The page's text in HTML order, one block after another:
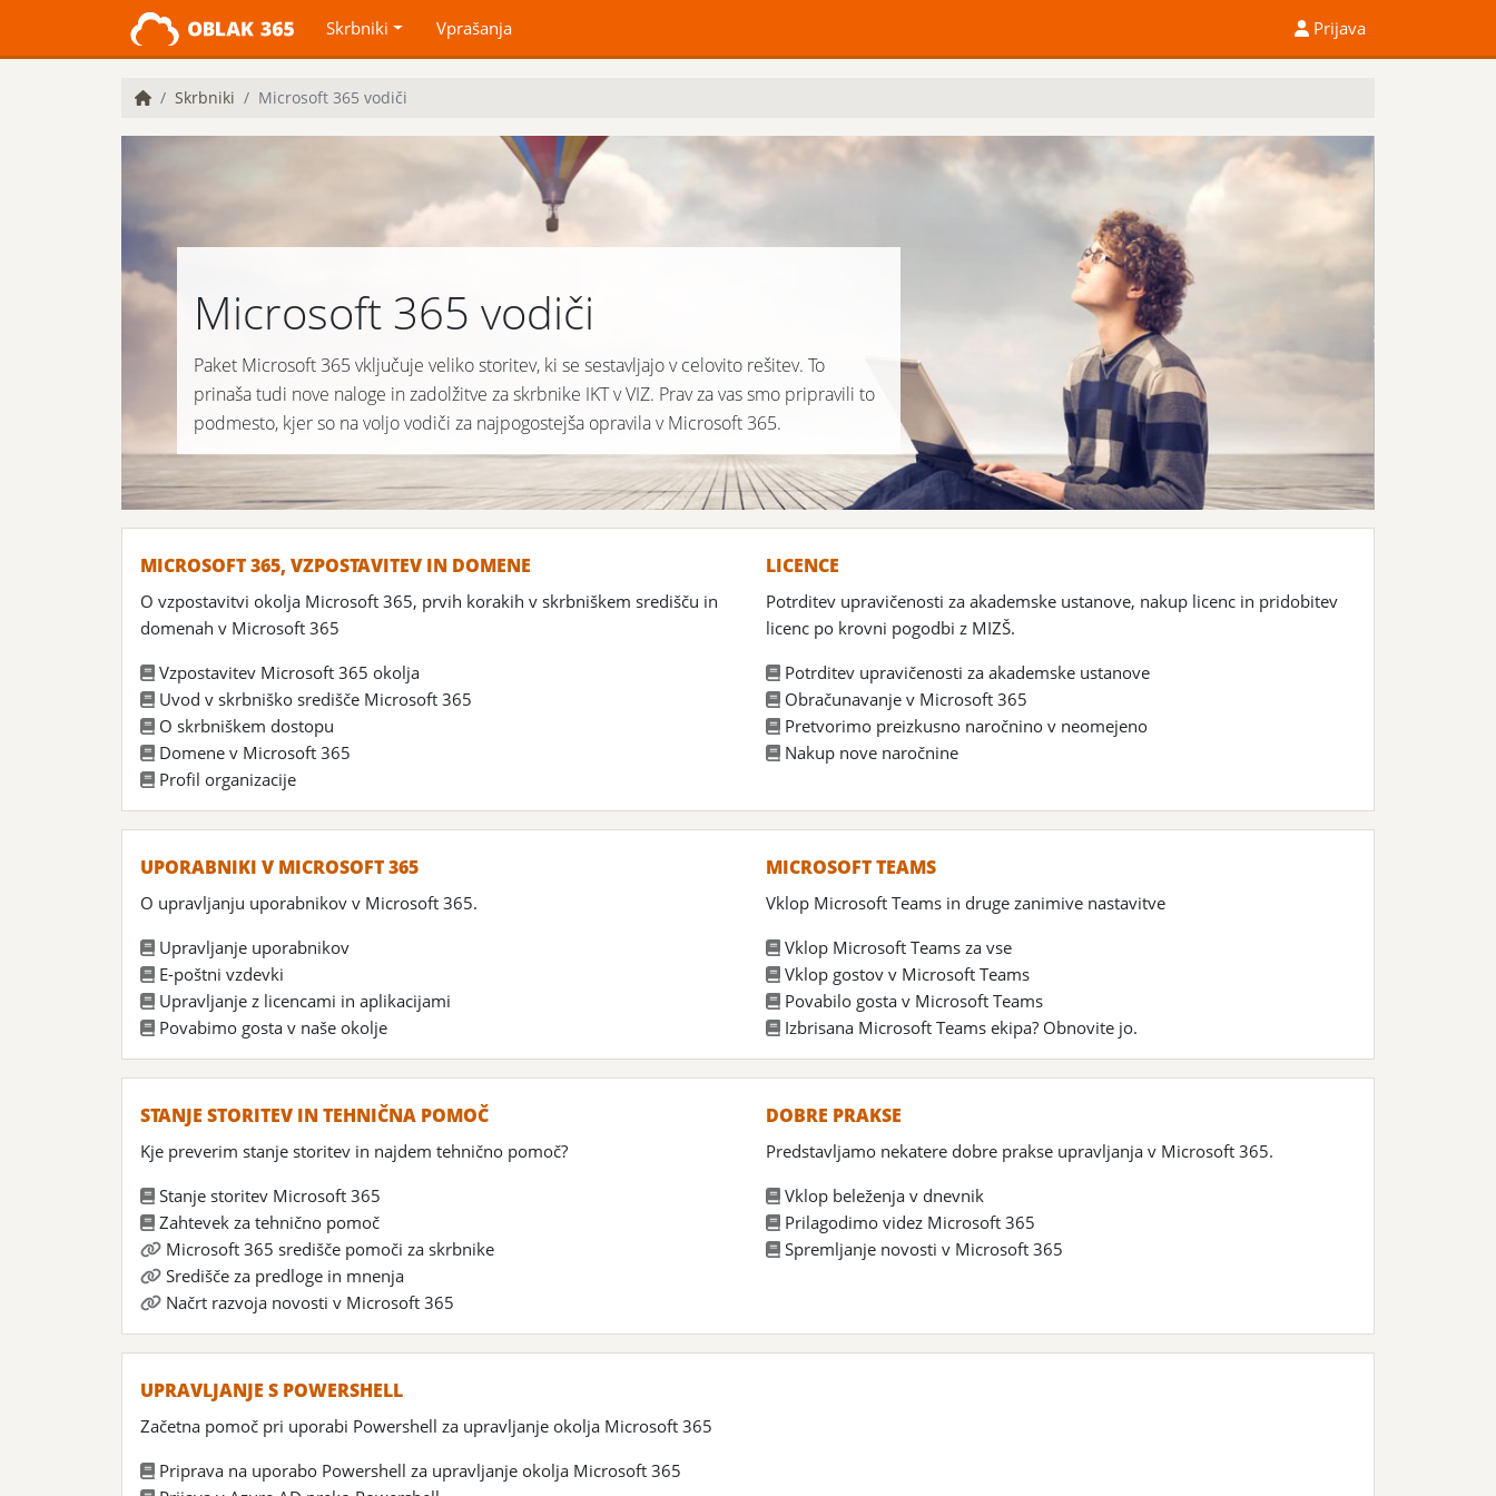
Skrbniki Vprašanja Prijava
Skrbniki Microsoft 365 vodiči
Microsoft 365 vodiči
Paket Microsoft 365 vključuje veliko storitev, ki se sestavljajo v celovito rešitev. To
prinaša tudi nove naloge in zadolžitve za skrbnike IKT v VIZ. Prav za vas smo pripravili to
podmesto, kjer so na voljo vodiči za najpogostejša opravila v Microsoft 365.
MICROSOFT 365, VZPOSTAVITEV IN DOMENE
O vzpostavitvi okolja Microsoft 365, prvih korakih v skrbniškem središču in
domenah v Microsoft 365
Vzpostavitev Microsoft 365 okolja
Uvod v skrbniško središče Microsoft 365
O skrbniškem dostopu
Domene v Microsoft 365
Profil organizacije
LICENCE
Potrditev upravičenosti za akademske ustanove, nakup licenc in pridobitev
licenc po krovni pogodbi z MIZŠ.
Potrditev upravičenosti za akademske ustanove
Obračunavanje v Microsoft 365
Pretvorimo preizkusno naročnino v neomejeno
Nakup nove naročnine
UPORABNIKI V MICROSOFT 365
O upravljanju uporabnikov v Microsoft 365.
Upravljanje uporabnikov
E-poštni vzdevki
Upravljanje z licencami in aplikacijami
Povabimo gosta v naše okolje
MICROSOFT TEAMS
Vklop Microsoft Teams in druge zanimive nastavitve
Vklop Microsoft Teams za vse
Vklop gostov v Microsoft Teams
Povabilo gosta v Microsoft Teams
Izbrisana Microsoft Teams ekipa? Obnovite jo.
STANJE STORITEV IN TEHNIČNA POMOČ
Kje preverim stanje storitev in najdem tehnično pomoč?
Stanje storitev Microsoft 365
Zahtevek za tehnično pomoč
Microsoft 365 središče pomoči za skrbnike
Središče za predloge in mnenja
Načrt razvoja novosti v Microsoft 365
DOBRE PRAKSE
Predstavljamo nekatere dobre prakse upravljanja v Microsoft 365.
Vklop beleženja v dnevnik
Prilagodimo videz Microsoft 365
Spremljanje novosti v Microsoft 365
UPRAVLJANJE S POWERSHELL
Začetna pomoč pri uporabi Powershell za upravljanje okolja Microsoft 365
Priprava na uporabo Powershell za upravljanje okolja Microsoft 365